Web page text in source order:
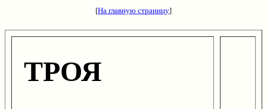
[На главную страницу]
ТРОЯ